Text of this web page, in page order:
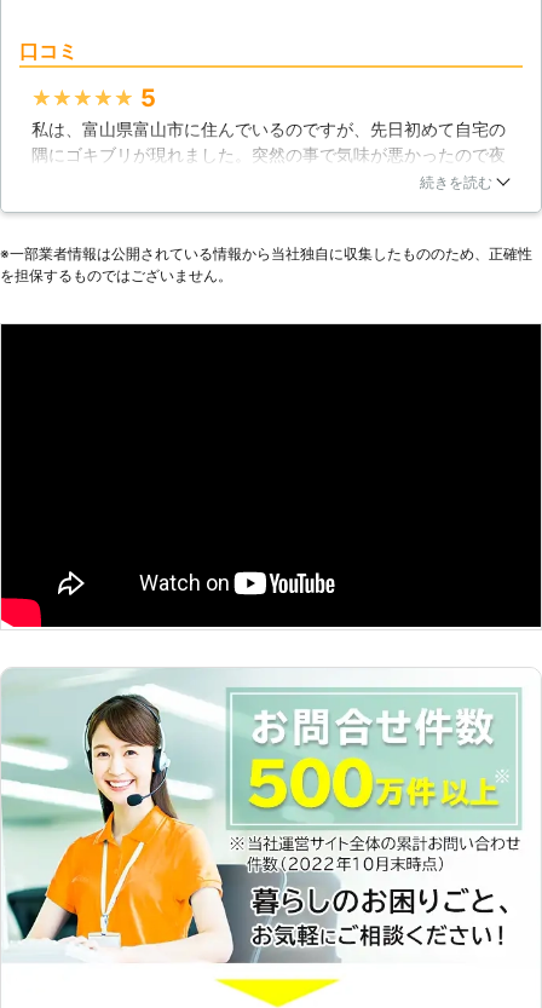
口コミ
★★★★★ 5
私は、富山県富山市に住んでいるのですが、先日初めて自宅の
隅にゴキブリが現れました。突然の事で気味が悪かったので夜
だったのですが、スマイル富山店さんにお電話した所優しく対
ございました。また機会が有りましたらぜひ、お願いしたいと
思います。
続きを読む
※⼀部業者情報は公開されている情報から当社独⾃に収集したもののため、正確性
を担保するものではございません。